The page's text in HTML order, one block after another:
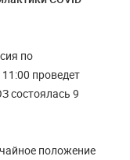
по
11:00 проведет
состоялась 9
положение